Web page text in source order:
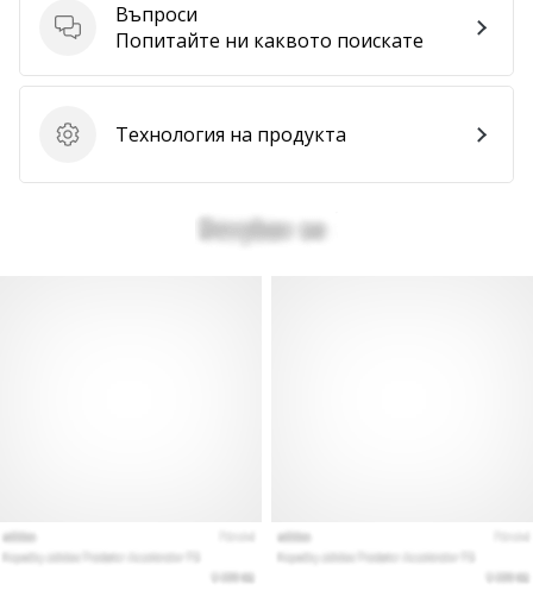
Въпроси
Въпроси
Попитайте ни каквото поискате
Технология на продукта
Технология на продукта